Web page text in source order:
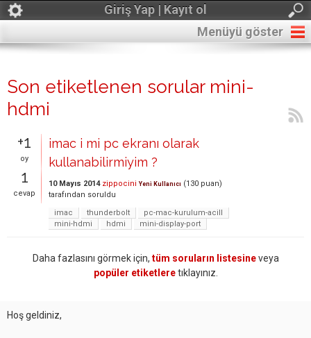
Giriş Yap | Kayıt ol
Menüyü göster
Son etiketlenen sorular mini-
hdmi
+1
oy
1
cevap
imac i mi pc ekranı olarak
kullanabilirmiyim ?
10 Mayıs 2014 zippocini Yeni Kullanıcı (130 puan)
tarafından soruldu
imac
thunderbolt
pc-mac-kurulum-acill
mini-hdmi
hdmi mini-display-port
Daha fazlasını görmek için, tüm soruların listesineveya
popüler etiketleretıklayınız.
Hoş geldiniz,